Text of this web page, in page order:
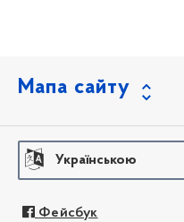
Мапа сайту
Українською
Фейсбук